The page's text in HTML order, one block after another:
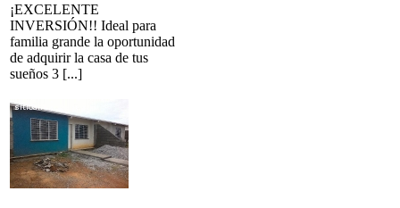
¡EXCELENTE
INVERSIÓN!! Ideal para
familia grande la oportunidad
de adquirir la casa de tus
sueños 3 [...]